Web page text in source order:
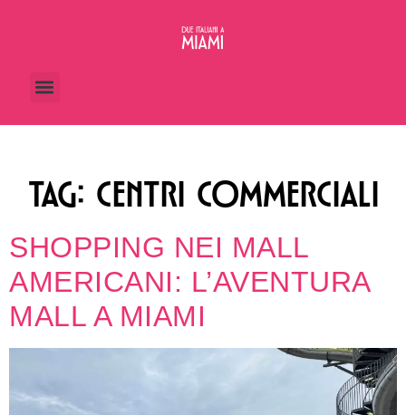
TAG: CENTRI COMMERCIALI
SHOPPING NEI MALL
AMERICANI: L’AVENTURA
MALL A MIAMI